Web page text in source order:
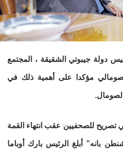
دولة جيبوتي الشقيقة ، المجتمع
مؤكدا على أهمية ذلك في
للصحفيين عقب انتهاء القمة
بانه” أبلغ الرئيس بارك أوباما